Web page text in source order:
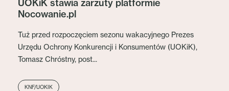
UOKiK stawia zarzuty platformie
Nocowanie.pl
Tuż przed rozpoczęciem sezonu wakacyjnego Prezes
Urzędu Ochrony Konkurencji i Konsumentów (UOKiK),
Tomasz Chróstny, post...
KNF/UOKIK